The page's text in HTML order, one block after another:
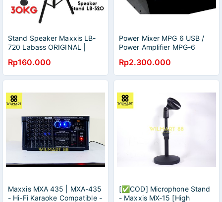
Stand Speaker Maxxis LB-
720 Labass ORIGINAL |
Spiker | Kokoh dan Awet
Rp160.000
Power Mixer MPG 6 USB /
Power Amplifier MPG-6
Ampli
Rp2.300.000
Maxxis MXA 435 | MXA-435
- Hi-Fi Karaoke Compatible -
[✅COD] Microphone Stand
- Maxxis MX-15 [High